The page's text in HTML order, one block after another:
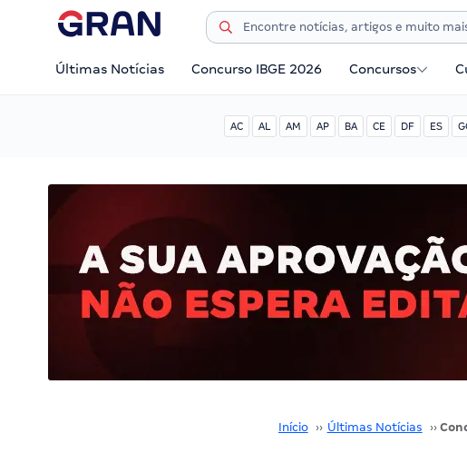
Últimas Notícias Concurso IBGE 2026 Concursos
AC AL AM AP BA CE DF ES
Início ›› Últimas Notícias ››